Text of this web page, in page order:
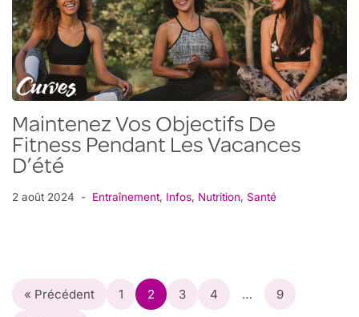
Maintenez Vos Objectifs De
Fitness Pendant Les Vacances
D’été
2 août 2024 Entraînement, Infos, Nutrition, Santé
« Précédent 1 2 3 4 … 9